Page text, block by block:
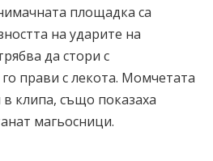
площадка са
на ударите на
да стори с
прави с лекота. Момчетата
в клипа, също показаха
магьосници.